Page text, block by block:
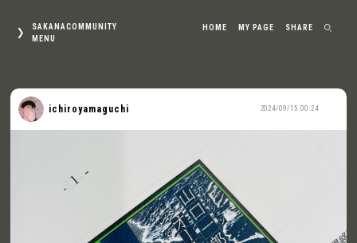
SAKANACOMMUNITY
MENU
HOME MY PAGE SHARE
2024/09/15 00:24
ichiroyamaguchi